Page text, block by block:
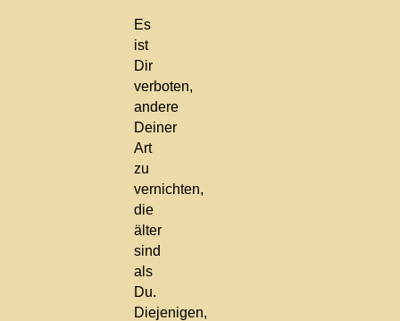
Es
ist
Dir
verboten,
andere
Deiner
Art
zu
vernichten,
die
älter
sind
als
Du.
Diejenigen,